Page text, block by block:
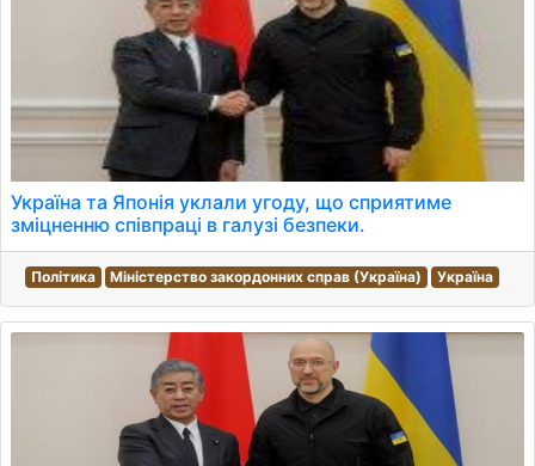
Україна та Японія уклали угоду, що сприятиме
зміцненню співпраці в галузі безпеки.
Політика Міністерство закордонних справ (Україна) Україна